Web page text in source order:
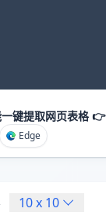
键提取网页表格 👉
Edge
10x 10